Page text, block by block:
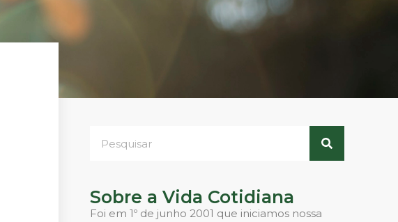
Sobre a Vida Cotidiana
Foi em 1º de junho 2001 que iniciamos nossa